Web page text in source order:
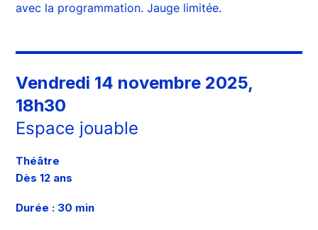
avec la programmation. Jauge limitée.
Vendredi 14 novembre 2025,
18h30
Espace jouable
Théâtre
Dès 12 ans
Durée : 30 min